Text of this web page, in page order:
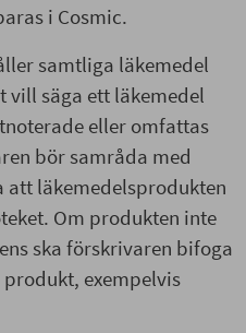
i Cosmic.
samtliga läkemedel
vill säga ett läkemedel
eller omfattas
bör samråda med
att läkemedelsprodukten
Om produkten inte
ska förskrivaren bifoga
exempelvis